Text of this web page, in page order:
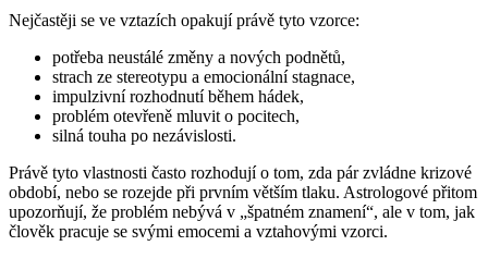
Nejčastěji se ve vztazích opakují právě tyto vzorce:
potřeba neustálé změny a nových podnětů,
strach ze stereotypu a emocionální stagnace,
impulzivní rozhodnutí během hádek,
problém otevřeně mluvit o pocitech,
silná touha po nezávislosti.
Právě tyto vlastnosti často rozhodují o tom, zda pár zvládne krizové
období, nebo se rozejde při prvním větším tlaku. Astrologové přitom
upozorňují, že problém nebývá v „špatném znamení“, ale v tom, jak
člověk pracuje se svými emocemi a vztahovými vzorci.